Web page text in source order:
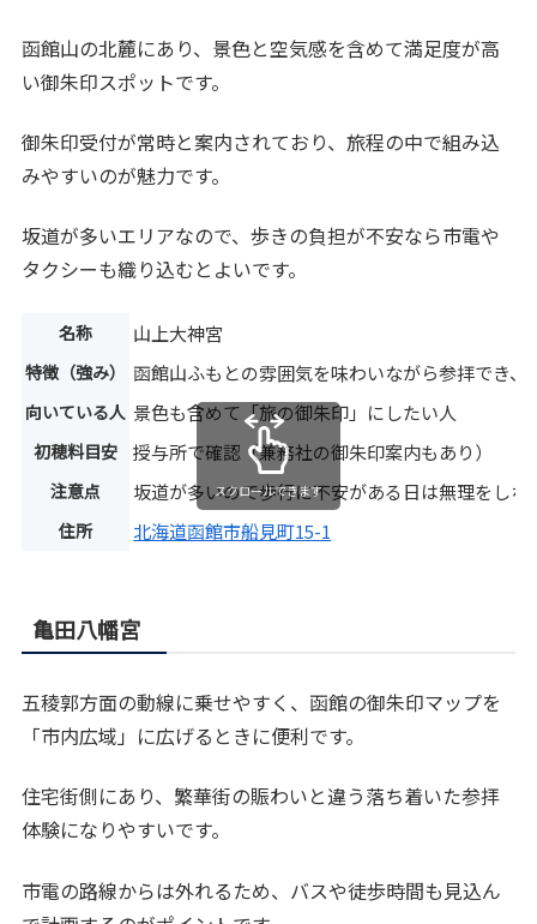
函館山の北麓にあり、景色と空気感を含めて満足度が高
い御朱印スポットです。
御朱印受付が常時と案内されており、旅程の中で組み込
みやすいのが魅力です。
坂道が多いエリアなので、歩きの負担が不安なら市電や
タクシーも織り込むとよいです。
名称 山上大神宮
特徴（強み） 函館山ふもとの雰囲気を味わいながら参拝でき
向いている人 景色も含めて「旅の御朱印」にしたい人
初穂料目安 授与所で確認（兼務社の御朱印案内もあり）
注意点 坂道が多いので歩行に不安がある日は無理をしな
住所 北海道函館市船見町15-1
スクロールできます
亀田八幡宮
五稜郭方面の動線に乗せやすく、函館の御朱印マップを
「市内広域」に広げるときに便利です。
住宅街側にあり、繁華街の賑わいと違う落ち着いた参拝
体験になりやすいです。
市電の路線からは外れるため、バスや徒歩時間も見込ん